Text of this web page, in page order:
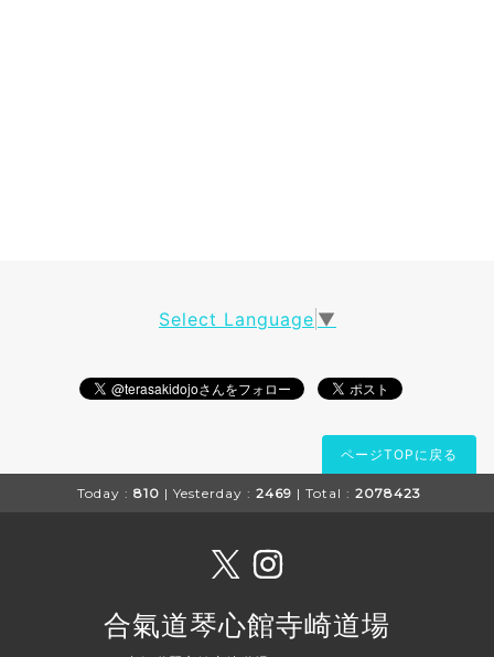
Select Language ▼
ページTOPに戻る
Today : 810 | Yesterday : 2469 | Total : 2078423
合氣道琴心館寺崎道場